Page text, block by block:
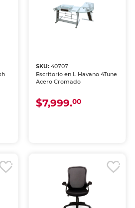
SKU: 40707
Escritorio en L Havano 4Tune
Acero Cromado
$7,999.00